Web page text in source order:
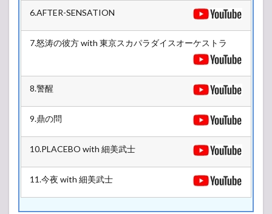
6.AFTER-SENSATION
7.怒涛の彼方 with 東京スカパラダイスオーケストラ
8.警醒
9.鼎の問
10.PLACEBO with 細美武士
11.今夜 with 細美武士